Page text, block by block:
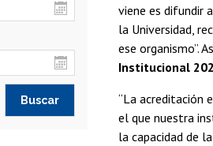
viene es difundir
la Universidad,
ese organismo”.
Institucional
“La acreditación
el que nuestra
la capacidad de